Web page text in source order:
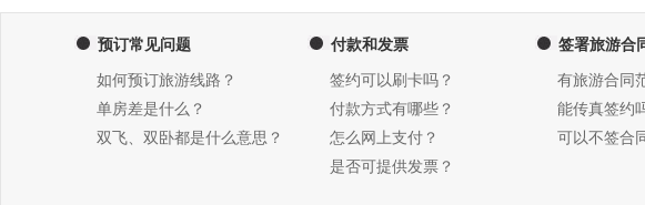
预订常见问题
如何预订旅游线路？
单房差是什么？
双飞、双卧都是什么意思？
付款和发票
签约可以刷卡吗？
付款方式有哪些？
怎么网上支付？
是否可提供发票？
签署旅游合
有旅游合同
能传真签约
可以不签合